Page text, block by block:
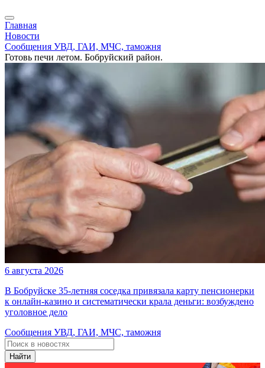
Главная
Новости
Сообщения УВД, ГАИ, МЧС, таможня
Готовь печи летом. Бобруйский район.
6 августа 2026
В Бобруйске 35-летняя соседка привязала карту пенсионерки
к онлайн-казино и систематически крала деньги: возбуждено
уголовное дело
Сообщения УВД, ГАИ, МЧС, таможня
Найти